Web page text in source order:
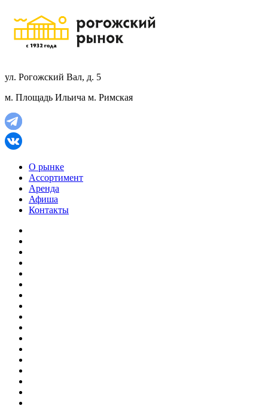
ул. Рогожский Вал, д. 5
м. Площадь Ильича м. Римская
О рынке
Ассортимент
Аренда
Афиша
Контакты